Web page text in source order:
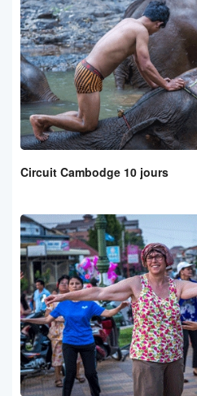
Circuit Cambodge 10 jours